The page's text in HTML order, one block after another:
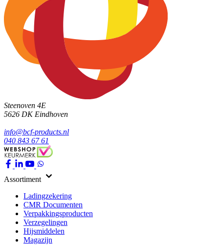
Steenoven 4E
5626 DK Eindhoven
info@bcf-products.nl
040 843 67 61
Assortiment
Ladingzekering
CMR Documenten
Verpakkingsproducten
Verzegelingen
Hijsmiddelen
Magazijn